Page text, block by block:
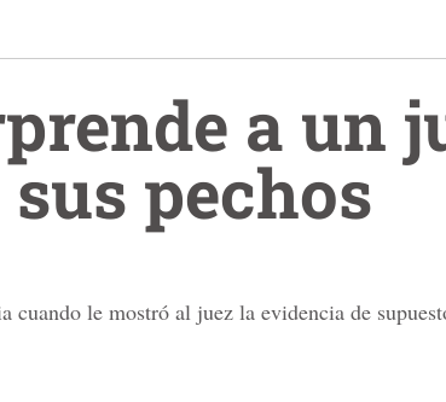
a un
pechos
cuando le mostró al juez la evidencia de